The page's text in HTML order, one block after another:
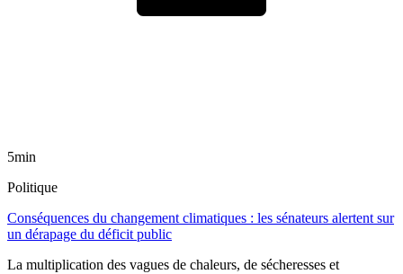
5min
Politique
Conséquences du changement climatiques : les sénateurs alertent sur
un dérapage du déficit public
La multiplication des vagues de chaleurs, de sécheresses et